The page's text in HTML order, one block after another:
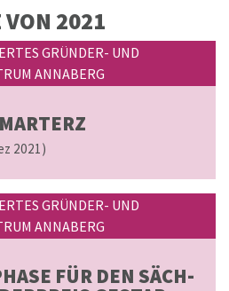
VON 2021
GRÜNDER- UND
ANNABERG
2021)
GRÜNDER- UND
ANNABERG
FÜR DEN SÄCH­